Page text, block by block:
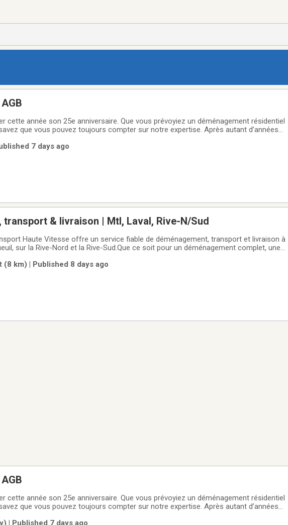
cette année son 25e anniversaire. Que vous prévoyiez un déménagement résidentiel
que vous pouvez toujours compter sur notre expertise. Après autant d’années
le plus
7 days ago
transport & livraison | Mtl, Laval, Rive-N/Sud
Haute Vitesse offre un service fiable de déménagement, transport et livraison à
sur la Rive-Nord et la Rive-Sud.Que ce soit pour un déménagement complet, une
(8 km) | Published 8 days ago
cette année son 25e anniversaire. Que vous prévoyiez un déménagement résidentiel
que vous pouvez toujours compter sur notre expertise. Après autant d’années
| Published 7 days ago